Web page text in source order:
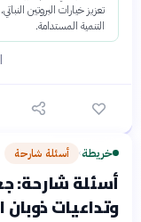
تعزيز خيارات البروتين
التنمية المستدامة.
خريطة› أسئلة شارحة
أسئلة شارحة:
وتداعيات ذوبان